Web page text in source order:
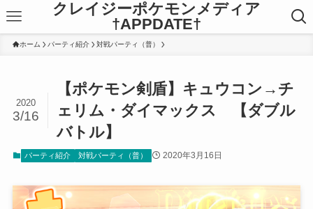
クレイジーポケモンメディア
†APPDATE†
ホーム パーティ紹介 対戦パーティ（普）
【ポケモン剣盾】キュウコン→チ
ェリム・ダイマックス 【ダブル
バトル】
2020
3/16
パーティ紹介 対戦パーティ（普） 2020年3月16日